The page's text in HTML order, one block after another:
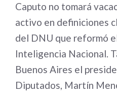
Caputo no tomará
activo en definiciones
del DNU que reformó
Inteligencia Nacional.
Buenos Aires el
Diputados, Martín